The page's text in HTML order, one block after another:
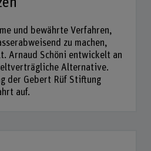
und bewährte Verfahren,
zu machen,
Arnaud Schöni entwickelt an
Alternative.
der Gebert Rüf Stiftung
auf.